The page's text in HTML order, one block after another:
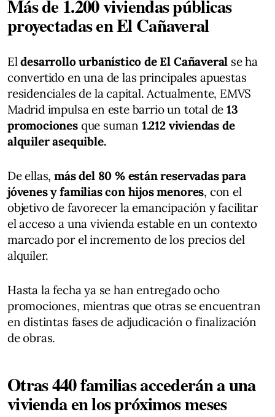
Más de 1.200 viviendas públicas
proyectadas en El Cañaveral
Eldesarrollo urbanístico de El Cañaveral se ha
convertido en una de las principales apuestas
residenciales de la capital. Actualmente, EMVS
Madrid impulsa en este barrio un total de13
promocionesque suman 1.212 viviendas de
alquiler asequible.
De ellas,más del 80 % están reservadas para
jóvenes y familias con hijos menores, con el
objetivo de favorecer la emancipación y facilitar
el acceso a una vivienda estable en un contexto
marcado por el incremento de los precios del
alquiler.
Hasta la fecha ya se han entregado ocho
promociones, mientras que otras se encuentran
en distintas fases de adjudicación o finalización
de obras.
Otras 440 familias accederán a una
vivienda en los próximos meses